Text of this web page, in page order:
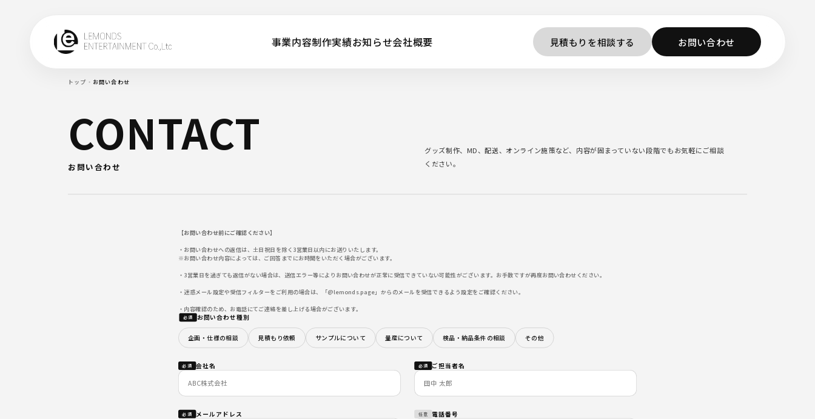
事業内容制作実績お知らせ会社概要 見積もりを相談する お問い合わせ
トップ ・ お問い合わせ
CONTACT
お問い合わせ
グッズ制作、MD、配送、オンライン施策など、内容が固まっていない段階でもお気軽にご相談
ください。
【お問い合わせ前にご確認ください】
・お問い合わせへの返信は、土日祝日を除く3営業日以内にお送りいたします。
※お問い合わせ内容によっては、ご回答までにお時間をいただく場合がございます。
・3営業日を過ぎても返信がない場合は、送信エラー等によりお問い合わせが正常に受信できていない可能性がございます。お手数ですが再度お問い合わせください。
・迷惑メール設定や受信フィルターをご利用の場合は、「@lemonds.page」からのメールを受信できるよう設定をご確認ください。
・内容確認のため、お電話にてご連絡を差し上げる場合がございます。
お問い合わせ種別
必須
企画・仕様の相談 見積もり依頼 サンプルについて 量産について 検品・納品条件の相談 その他
会社名
必須 ご担当者名
必須
メールアドレス
必須 電話番号
任意